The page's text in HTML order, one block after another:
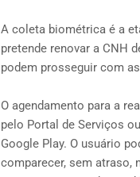
A coleta biométrica é a
pretende renovar a CNH
podem prosseguir com
O agendamento para a
pelo Portal de Serviços
Google Play. O usuário
comparecer, sem atraso,